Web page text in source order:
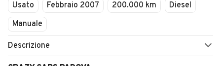
Usato Febbraio 2007 200.000 km
Diesel
Manuale
Descrizione